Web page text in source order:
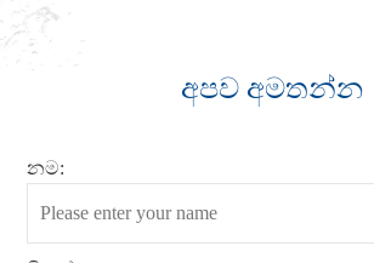
අපව අමතන්න
නම: